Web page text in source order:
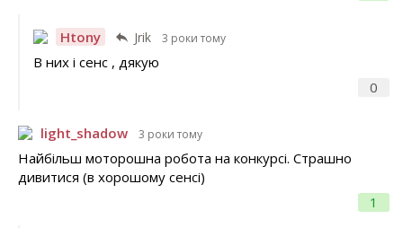
Htony Jrik 3 роки тому
0
В них і сенс , дякую
light_shadow 3 роки тому
1
Найбільш моторошна робота на конкурсі. Страшно
дивитися (в хорошому сенсі)